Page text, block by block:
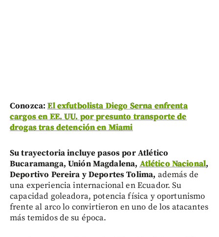
Conozca:El exfutbolista Diego Serna enfrenta
cargos en EE. UU. por presunto transporte de
drogas tras detención en Miami
Su trayectoria incluye pasos por Atlético
Bucaramanga, Unión Magdalena, Atlético Nacional,
Deportivo Pereira y Deportes Tolima, además de
una experiencia internacional en Ecuador. Su
capacidad goleadora, potencia física y oportunismo
frente al arco lo convirtieron en uno de los atacantes
más temidos de su época.